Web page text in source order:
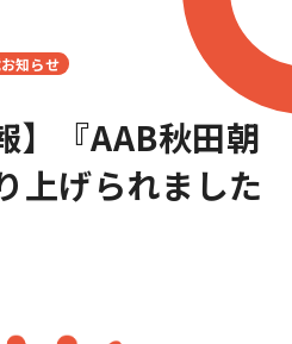
知らせ
】『AAB秋田朝
上げられました